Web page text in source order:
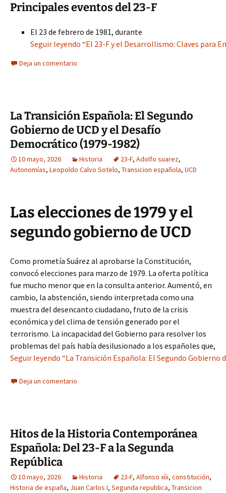
Principales eventos del 23-F
El 23 de febrero de 1981, durante
Seguir leyendo “El 23-F y el Desarrollismo: Claves para
Deja un comentario
La Transición Española: El Segundo
Gobierno de UCD y el Desafío
Democrático (1979-1982)
10 mayo, 2026 Historia 23-F, Adolfo suarez,
Autonomías, Leopoldo Calvo Sotelo, Transicion española, UCD
Las elecciones de 1979 y el
segundo gobierno de UCD
Como prometía Suárez al aprobarse la Constitución,
convocó elecciones para marzo de 1979. La oferta política
fue mucho menor que en la consulta anterior. Aumentó, en
cambio, la abstención, siendo interpretada como una
muestra del desencanto ciudadano, fruto de la crisis
económica y del clima de tensión generado por el
terrorismo. La incapacidad del Gobierno para resolver los
problemas del país había desilusionado a los españoles que,
Seguir leyendo “La Transición Española: El Segundo Gobierno
Deja un comentario
Hitos de la Historia Contemporánea
Española: Del 23-F a la Segunda
República
10 mayo, 2026 Historia 23-F, Alfonso xíii, constitución,
Historia de españa, Juan Carlos I, Segunda republica, Transicion